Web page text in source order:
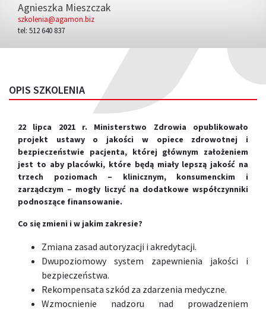
Agnieszka Mieszczak
szkolenia@agamon.biz
tel: 512 640 837
OPIS SZKOLENIA
22 lipca 2021 r. Ministerstwo Zdrowia opublikowało
projekt ustawy o jakości w opiece zdrowotnej i
bezpieczeństwie pacjenta, której głównym założeniem
jest to aby placówki, które będą miały lepszą jakość na
trzech poziomach – klinicznym, konsumenckim i
zarządczym – mogły liczyć na dodatkowe współczynniki
podnoszące finansowanie.
Co się zmieni i w jakim zakresie?
Zmiana zasad autoryzacji i akredytacji.
Dwupoziomowy system zapewnienia jakości i
bezpieczeństwa.
Rekompensata szkód za zdarzenia medyczne.
Wzmocnienie nadzoru nad prowadzeniem